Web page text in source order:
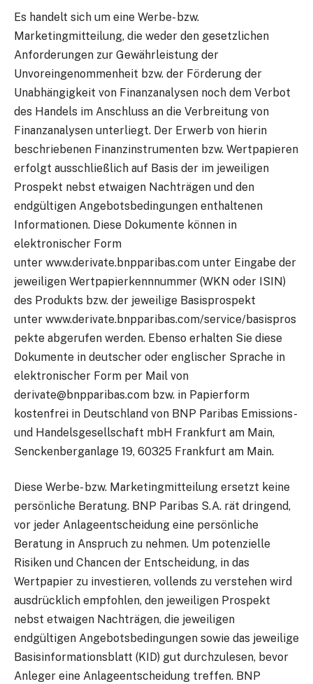
Es handelt sich um eine Werbe- bzw.
Marketingmitteilung, die weder den gesetzlichen
Anforderungen zur Gewährleistung der
Unvoreingenommenheit bzw. der Förderung der
Unabhängigkeit von Finanzanalysen noch dem Verbot
des Handels im Anschluss an die Verbreitung von
Finanzanalysen unterliegt. Der Erwerb von hierin
beschriebenen Finanzinstrumenten bzw. Wertpapieren
erfolgt ausschließlich auf Basis der im jeweiligen
Prospekt nebst etwaigen Nachträgen und den
endgültigen Angebotsbedingungen enthaltenen
Informationen. Diese Dokumente können in
elektronischer Form
unter www.derivate.bnpparibas.com unter Eingabe der
jeweiligen Wertpapierkennnummer (WKN oder ISIN)
des Produkts bzw. der jeweilige Basisprospekt
unter www.derivate.bnpparibas.com/service/basispros
pekte abgerufen werden. Ebenso erhalten Sie diese
Dokumente in deutscher oder englischer Sprache in
elektronischer Form per Mail von
derivate@bnpparibas.com bzw. in Papierform
kostenfrei in Deutschland von BNP Paribas Emissions-
und Handelsgesellschaft mbH Frankfurt am Main,
Senckenberganlage 19, 60325 Frankfurt am Main.
Diese Werbe- bzw. Marketingmitteilung ersetzt keine
persönliche Beratung. BNP Paribas S.A. rät dringend,
vor jeder Anlageentscheidung eine persönliche
Beratung in Anspruch zu nehmen. Um potenzielle
Risiken und Chancen der Entscheidung, in das
Wertpapier zu investieren, vollends zu verstehen wird
ausdrücklich empfohlen, den jeweiligen Prospekt
nebst etwaigen Nachträgen, die jeweiligen
endgültigen Angebotsbedingungen sowie das jeweilige
Basisinformationsblatt (KID) gut durchzulesen, bevor
Anleger eine Anlageentscheidung treffen. BNP